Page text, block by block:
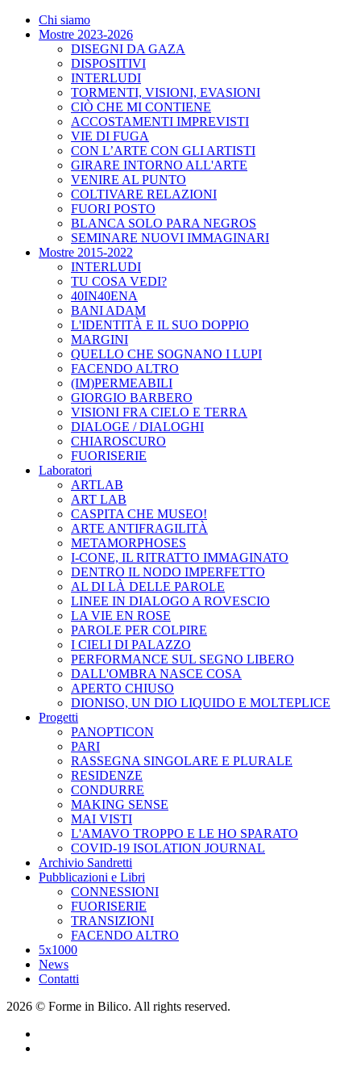
Chi siamo
Mostre 2023-2026
DISEGNI DA GAZA
DISPOSITIVI
INTERLUDI
TORMENTI, VISIONI, EVASIONI
CIÒ CHE MI CONTIENE
ACCOSTAMENTI IMPREVISTI
VIE DI FUGA
CON L’ARTE CON GLI ARTISTI
GIRARE INTORNO ALL'ARTE
VENIRE AL PUNTO
COLTIVARE RELAZIONI
FUORI POSTO
BLANCA SOLO PARA NEGROS
SEMINARE NUOVI IMMAGINARI
Mostre 2015-2022
INTERLUDI
TU COSA VEDI?
40IN40ENA
BANI ADAM
L'IDENTITÀ E IL SUO DOPPIO
MARGINI
QUELLO CHE SOGNANO I LUPI
FACENDO ALTRO
(IM)PERMEABILI
GIORGIO BARBERO
VISIONI FRA CIELO E TERRA
DIALOGE / DIALOGHI
CHIAROSCURO
FUORISERIE
Laboratori
ARTLAB
ART LAB
CASPITA CHE MUSEO!
ARTE ANTIFRAGILITÀ
METAMORPHOSES
I-CONE, IL RITRATTO IMMAGINATO
DENTRO IL NODO IMPERFETTO
AL DI LÀ DELLE PAROLE
LINEE IN DIALOGO A ROVESCIO
LA VIE EN ROSE
PAROLE PER COLPIRE
I CIELI DI PALAZZO
PERFORMANCE SUL SEGNO LIBERO
DALL'OMBRA NASCE COSA
APERTO CHIUSO
DIONISO, UN DIO LIQUIDO E MOLTEPLICE
Progetti
PANOPTICON
PARI
RASSEGNA SINGOLARE E PLURALE
RESIDENZE
CONDURRE
MAKING SENSE
MAI VISTI
L'AMAVO TROPPO E LE HO SPARATO
COVID-19 ISOLATION JOURNAL
Archivio Sandretti
Pubblicazioni e Libri
CONNESSIONI
FUORISERIE
TRANSIZIONI
FACENDO ALTRO
5x1000
News
Contatti
2026 © Forme in Bilico. All rights reserved.